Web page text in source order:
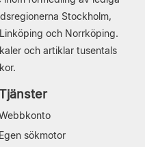
Stockholm,
och Norrköping.
och artiklar tusentals
Egen sökmotor